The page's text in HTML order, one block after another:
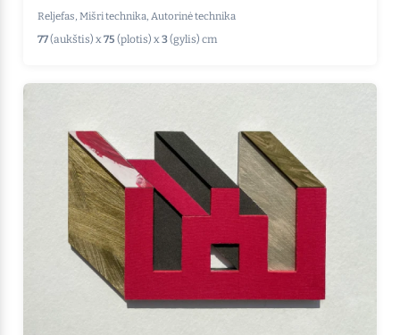
Reljefas, Mišri technika, Autorinė technika
77(aukštis) x 75 (plotis) x 3(gylis) cm